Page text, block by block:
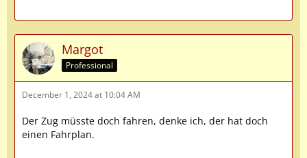
Margot
Professional
December 1, 2024 at 10:04 AM
Der Zug müsste doch fahren, denke ich, der hat doch
einen Fahrplan.